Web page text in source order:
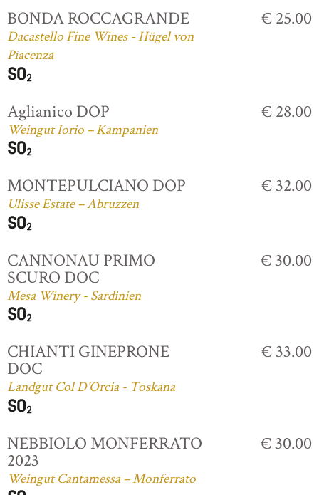
BONDA ROCCAGRANDE
Dacastello Fine Wines - Hügel von
Piacenza
€ 25.00
Aglianico DOP
Weingut Iorio – Kampanien
€ 28.00
MONTEPULCIANO DOP
Ulisse Estate – Abruzzen
€ 32.00
CANNONAU PRIMO
SCURO DOC
Mesa Winery - Sardinien
€ 30.00
CHIANTI GINEPRONE
DOC
Landgut Col D'Orcia - Toskana
€ 33.00
NEBBIOLO MONFERRATO
2023
Weingut Cantamessa – Monferrato
€ 30.00